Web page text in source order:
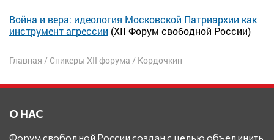
Война и вера: идеология Московской Патриархии как
инструмент агрессии (XII Форум свободной России)
Главная / Спикеры XII форума / Кордочкин
О НАС
Форум свободной России создан с целью объединить